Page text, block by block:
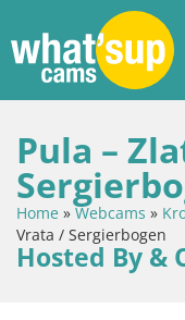
Pula –
Home »Webcams »
Vrata / Sergierbogen
Hosted By &